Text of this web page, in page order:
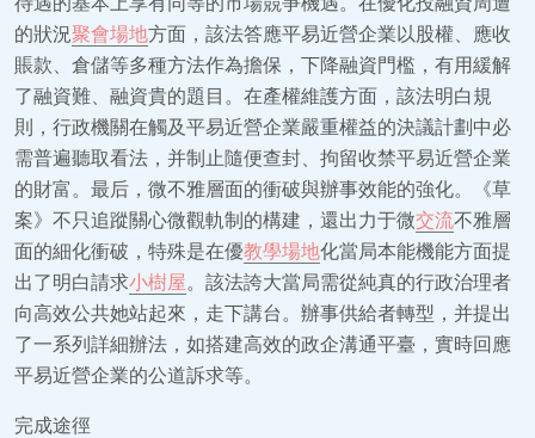
的狀況聚會場地方面，該法答應平易近營企業以股權、應收
賬款、倉儲等多種方法作為擔保，下降融資門檻，有用緩解
了融資難、融資貴的題目。在產權維護方面，該法明白規
則，行政機關在觸及平易近營企業嚴重權益的決議計劃中必
需普遍聽取看法，并制止隨便查封、拘留收禁平易近營企業
的財富。最后，微不雅層面的衝破與辦事效能的強化。《草
案》不只追蹤關心微觀軌制的構建，還出力于微交流不雅層
面的細化衝破，特殊是在優教學場地化當局本能機能方面提
出了明白請求小樹屋。該法誇大當局需從純真的行政治理者
向高效公共她站起來，走下講台。辦事供給者轉型，并提出
了一系列詳細辦法，如搭建高效的政企溝通平臺，實時回應
平易近營企業的公道訴求等。
完成途徑